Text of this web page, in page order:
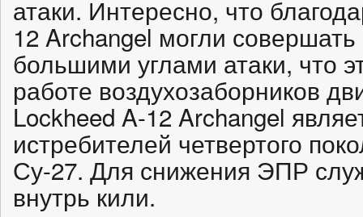
атаки. Интересно, что
12 Archangel могли
большими углами атаки, что
работе воздухозаборников
Lockheed A-12 Archangel
истребителей четвертого
Су-27. Для снижения ЭПР
внутрь кили.